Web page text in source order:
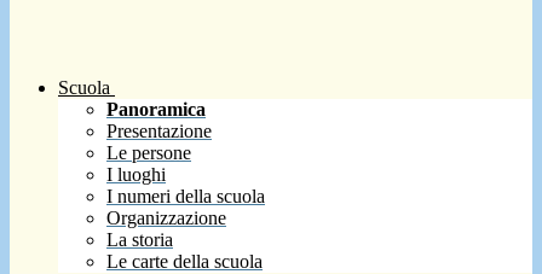
Scuola
Panoramica
Presentazione
Le persone
I luoghi
I numeri della scuola
Organizzazione
La storia
Le carte della scuola